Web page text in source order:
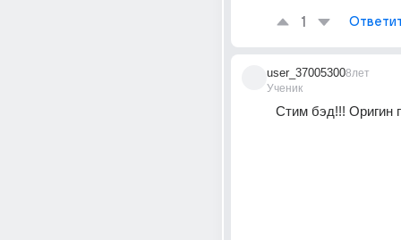
1
user_37005300
Ученик
8лет
Стим бэд!!! Оригин